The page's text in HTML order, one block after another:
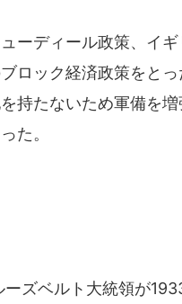
ーディール政策、イ
ロック経済政策をとっ
持たないため軍備を
た。
ズベルト大統領が